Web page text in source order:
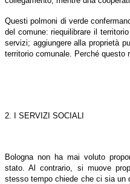
Questi polmoni di verde
del comune: riequilibrare il
servizi; aggiungere alla proprietà
territorio comunale. Perché questo
2. I SERVIZI SOCIALI
Bologna non ha mai voluto
stato. Al contrario, si muove
stesso tempo chiede che ci sia un